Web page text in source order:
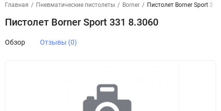
Главная / Пневматические пистолеты / Borner / Пистолет Borner Sport
Пистолет Borner Sport 331 8.3060
Обзор Отзывы (0)